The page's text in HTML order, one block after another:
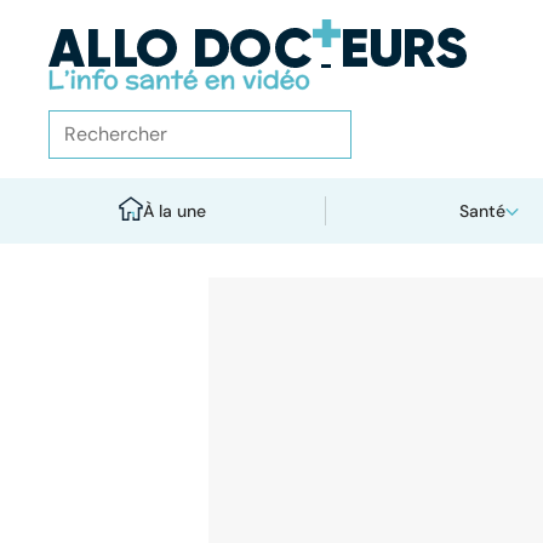
À la une Santé